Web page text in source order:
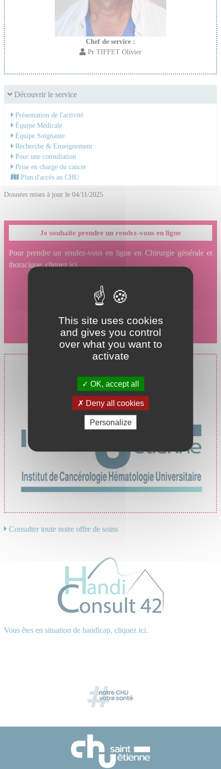
Chef de service :
Pr TIFFET Olivier
Découvrir le service
Présentation de l'activité
Équipe Médicale
Équipe Soignante
Recherche & Enseignement
Pour une consultation
Prise en charge du cancer
Plan d'accès au CHU
Données mises à jour le 04/11/2025
Je souhaite prendre un rendez-vous en ligne
Pour prendre un rendez-vous en ligne en Chirurgie générale et
thoracique, cliquez ici.
au CHU de Saint-Étienne
Consulter toute notre offre de soins
Vous êtes en situation de handicap, cliquez ici.
This site uses cookies
and gives you control
over what you want to
activate
OK, accept all
Deny all cookies
Personalize